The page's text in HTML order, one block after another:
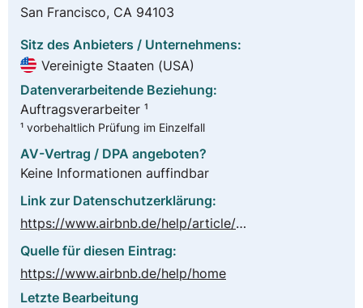
San Francisco, CA 94103
Sitz des Anbieters / Unternehmens:
Vereinigte Staaten (USA)
Datenverarbeitende Beziehung:
Auftragsverarbeiter ¹
¹ vorbehaltlich Prüfung im Einzelfall
AV-Vertrag / DPA angeboten?
Keine Informationen auffindbar
Link zur Datenschutzerklärung:
https://www.airbnb.de/help/article/2855/datenschutzerklärung
Quelle für diesen Eintrag:
https://www.airbnb.de/help/home
Letzte Bearbeitung